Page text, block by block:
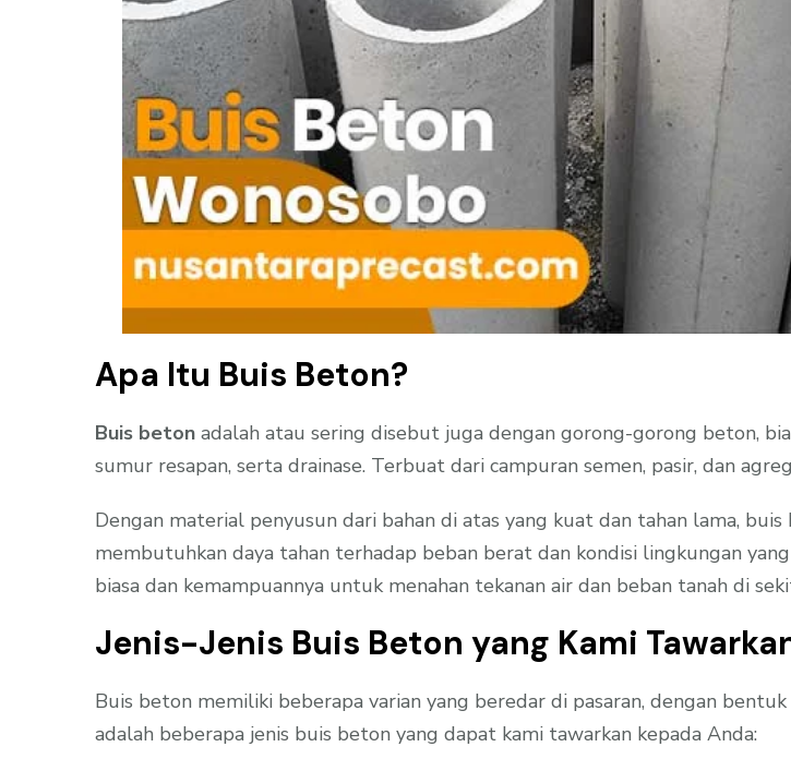
Apa Itu Buis Beton?
Buis beton adalah atau sering disebut juga dengan gorong-gorong beton,
sumur resapan, serta drainase. Terbuat dari campuran semen, pasir, dan
Dengan material penyusun dari bahan di atas yang kuat dan tahan lama,
membutuhkan daya tahan terhadap beban berat dan kondisi lingkungan
biasa dan kemampuannya untuk menahan tekanan air dan beban tanah di
Jenis-Jenis Buis Beton yang Kami
Buis beton memiliki beberapa varian yang beredar di pasaran, dengan
adalah beberapa jenis buis beton yang dapat kami tawarkan kepada Anda: